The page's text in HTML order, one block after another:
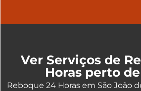
Ver Serviços de
Horas perto
Reboque 24 Horas em São João